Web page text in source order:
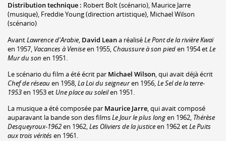
Distribution technique : Robert Bolt(scénario), Maurice Jarre
(musique), Freddie Young(direction artistique), Michael Wilson
(scénario)
AvantLawrence d'Arabie David Leana réaliséLe Pont de la rivière Kwaï
en 1957, Vacances à Veniseen 1955, Chaussure à son pieden 1954 etLe
Mur du son en 1951.
Le scénario du film a été écrit par Michael Wilson, qui avait déjà écrit
Chef de réseau en 1958,La Loi du seigneuren 1956,Le Sel de la terre-
1953en 1953 et Une place au soleilen 1951.
La musique a été composée par Maurice Jarre, qui avait composé
auparavant la bande son des filmsLe Jour le plus longen 1962, Thérèse
Desqueyroux-1962en 1962,Les Oliviers de la justiceen 1962 etLe Puits
aux trois véritésen 1961.